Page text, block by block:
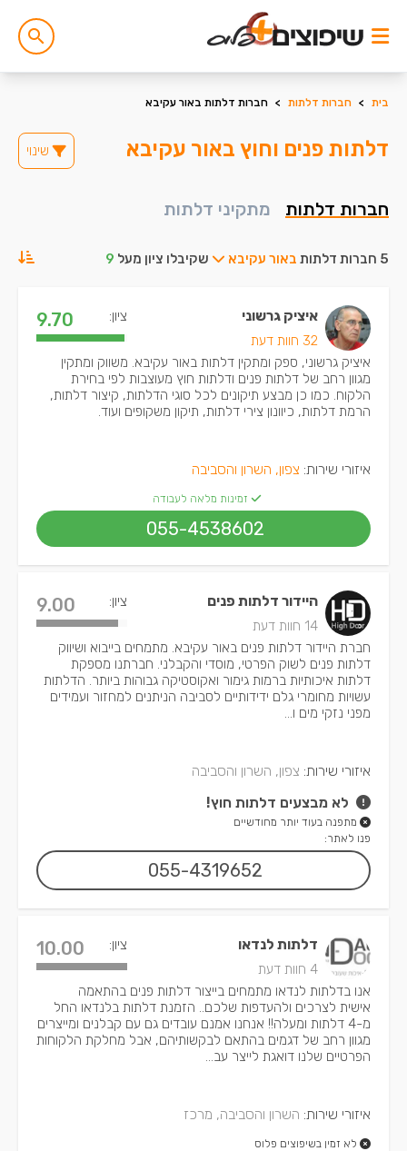
בית > חברות דלתות > חברות דלתות באור עקיבא
דלתות פנים וחוץ באור עקיבא שינוי
חברות דלתות מתקיני דלתות
5 חברות דלתות באור עקיבא שקיבלו ציון מעל 9
איציק גרשוני
32 חוות דעת
ציון: 9.70
איציק גרשוני, ספק ומתקין דלתות באור עקיבא. משווק ומתקין
מגוון רחב של דלתות פנים ודלתות חוץ מעוצבות לפי בחירת
הלקוח. כמו כן מבצע תיקונים לכל סוגי הדלתות, קיצור דלתות,
הרמת דלתות, כיוונון צירי דלתות, תיקון משקופים ועוד.
איזורי שירות: צפון, השרון והסביבה
זמינות מלאה לעבודה
055-4538602
היידור דלתות פנים
14 חוות דעת
ציון: 9.00
חברת היידור דלתות פנים באור עקיבא. מתמחים בייבוא ושיווק
דלתות פנים לשוק הפרטי, מוסדי והקבלני. חברתנו מספקת
דלתות איכותיות ברמות גימור ואקוסטיקה גבוהות ביותר. הדלתות
עשויות מחומרי גלם ידידותיים לסביבה הניתנים למחזור ועמידים
מפני נזקי מים ו...
איזורי שירות: צפון, השרון והסביבה
לא מבצעים דלתות חוץ!
מתפנה בעוד יותר מחודשיים
פנו לאתר:
055-4319652
דלתות לנדאו
4 חוות דעת
ציון: 10.00
אנו בדלתות לנדאו מתמחים בייצור דלתות פנים בהתאמה
אישית לצרכים ולהעדפות שלכם.. הזמנת דלתות בלנדאו החל
מ-4 דלתות ומעלה!! אנחנו אמנם עובדים גם עם קבלנים ומייצרים
מגוון רחב של דגמים בהתאם לבקשותיהם, אבל מחלקת הלקוחות
הפרטיים שלנו דואגת לייצר עב...
איזורי שירות: השרון והסביבה, מרכז
לא זמין בשיפוצים פלוס